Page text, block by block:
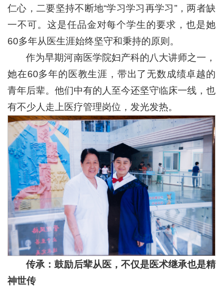
仁心，二要坚持不断地“学习学习再学习”，两者缺
一不可。这是任品金对每个学生的要求，也是她
60多年从医生涯始终坚守和秉持的原则。
作为早期河南医学院妇产科的八大讲师之一，
她在60多年的医教生涯，带出了无数成绩卓越的
青年后辈。他们中有的人至今还坚守临床一线，也
有不少人走上医疗管理岗位，发光发热。
传承：鼓励后辈从医，不仅是医术继承也是精
神世传